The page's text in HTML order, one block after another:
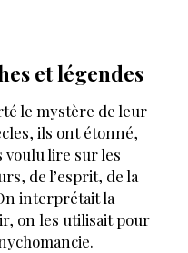
et légendes
le mystère de leur
ils ont étonné,
voulu lire sur les
de l’esprit, de la
interprétait la
on les utilisait pour